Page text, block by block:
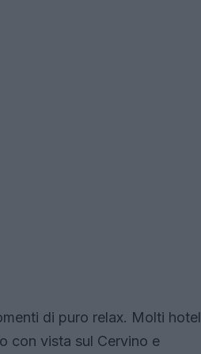
di puro relax. Molti hotel
con vista sul Cervino e